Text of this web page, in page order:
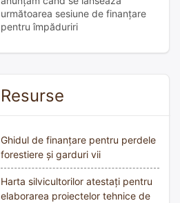
următoarea sesiune de finanțare
pentru împăduriri
Resurse
Ghidul de finanțare pentru perdele
forestiere și garduri vii
Harta silvicultorilor atestați pentru
elaborarea proiectelor tehnice de